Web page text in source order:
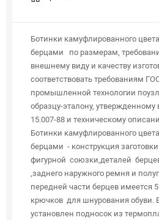
Ботинки камуфлированного
берцами по размерам,
внешнему виду и качеству
соответствовать требованиям
промышленной технологии
образцу-эталону, утвержденному
15.007-88 и техническому
Ботинки камуфлированного
берцами - конструкция заготовки
фигурной союзки,деталей
,заднего наружного ремня и
передней части берцев имеется
крючков для шнурования обуви.
установлен подносок из